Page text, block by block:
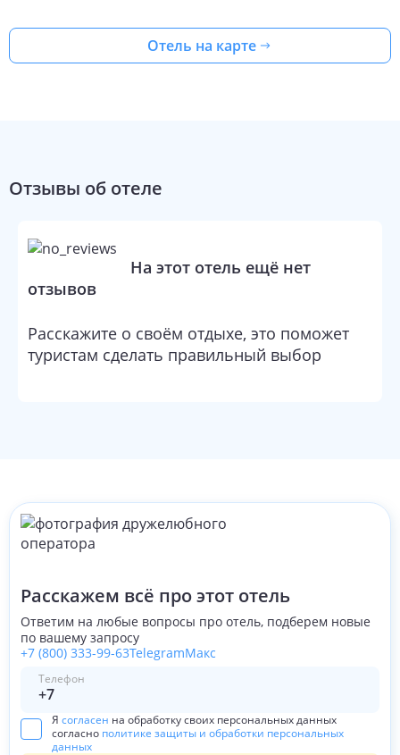
Отель на карте
Отзывы об отеле
На этот отель ещё нет
отзывов
Расскажите о своём отдыхе, это поможет
туристам сделать правильный выбор
Расскажем всё про этот отель
Ответим на любые вопросы про отель, подберем новые
по вашему запросу
+7 (800) 333-99-63TelegramМакс
Телефон
Я согласен на обработку своих персональных данных
согласно политике защиты и обработки персональных
данных